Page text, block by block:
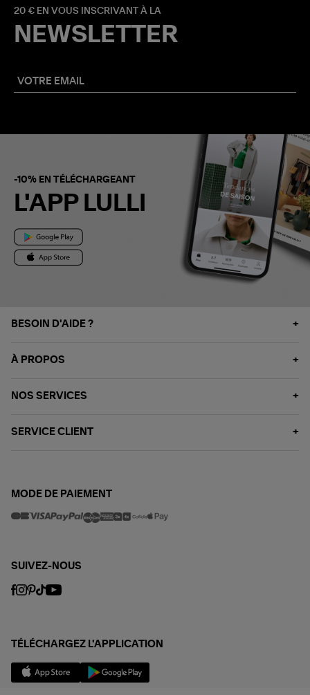
20 € EN VOUS INSCRIVANT À LA
NEWSLETTER
-10% EN TÉLÉCHARGEANT
L'APP LULLI
BESOIN D'AIDE ?
À PROPOS
NOS SERVICES
SERVICE CLIENT
MODE DE PAIEMENT
SUIVEZ-NOUS
TÉLÉCHARGEZ L'APPLICATION